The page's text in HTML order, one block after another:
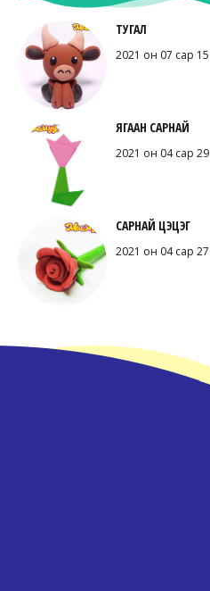
ТУГАЛ
2021 он 07 сар 15
ЯГААН САРНАЙ
2021 он 04 сар 29
САРНАЙ ЦЭЦЭГ
2021 он 04 сар 27